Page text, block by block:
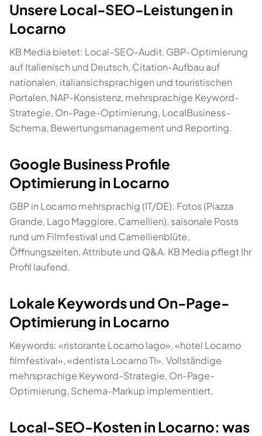
Unsere Local-SEO-Leistungen in
Locarno
KB Media bietet: Local-SEO-Audit, GBP-Optimierung
auf Italienisch und Deutsch, Citation-Aufbau auf
nationalen, italiansichsprachigen und touristischen
Portalen, NAP-Konsistenz, mehrsprachige Keyword-
Strategie, On-Page-Optimierung, LocalBusiness-
Schema, Bewertungsmanagement und Reporting.
Google Business Profile
Optimierung in Locarno
GBP in Locarno mehrsprachig (IT/DE): Fotos (Piazza
Grande, Lago Maggiore, Camellien), saisonale Posts
rund um Filmfestival und Camellienblüte,
Öffnungszeiten, Attribute und Q&A. KB Media pflegt Ihr
Profil laufend.
Lokale Keywords und On-Page-
Optimierung in Locarno
Keywords: «ristorante Locarno lago», «hotel Locarno
filmfestival», «dentista Locarno TI». Vollständige
mehrsprachige Keyword-Strategie, On-Page-
Optimierung, Schema-Markup implementiert.
Local-SEO-Kosten in Locarno: was